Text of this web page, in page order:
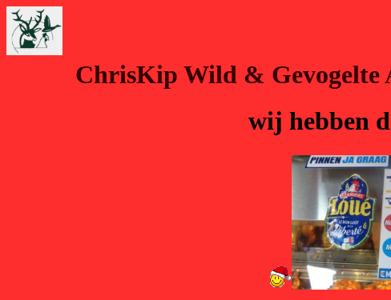
ChrisKip Wild & Gevogelte
wij hebben